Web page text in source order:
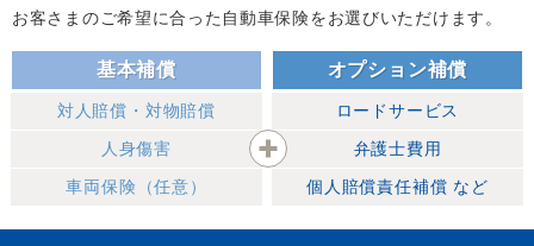
お客さまのご希望に合った自動車保険をお選びいただけます。
基本補償
対人賠償・対物賠償
人身傷害
車両保険 （任意）
オプション補償
ロードサービス
弁護士費用
個人賠償責任補償 など